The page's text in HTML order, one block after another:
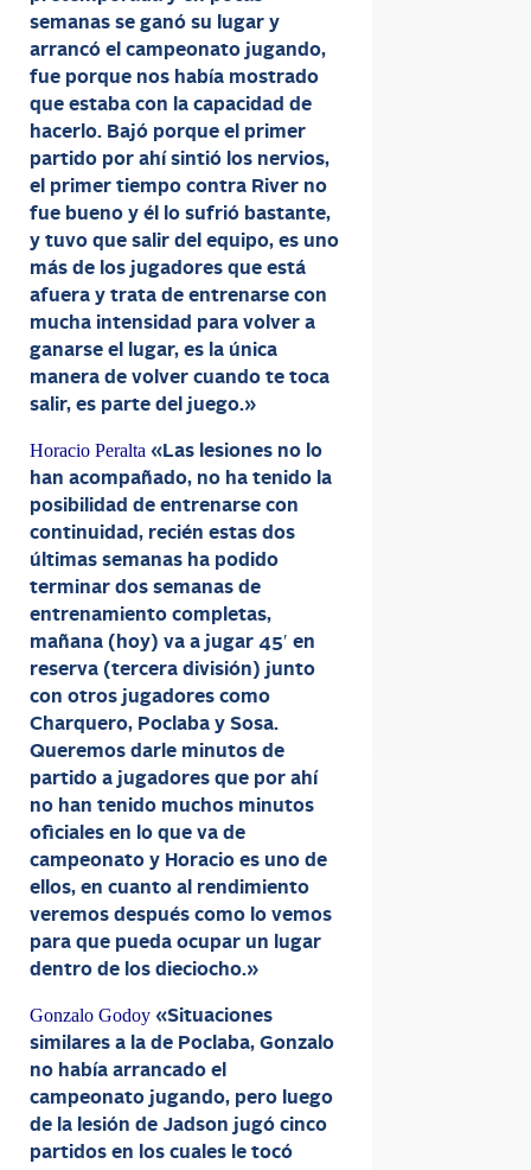
semanas se ganó su lugar y
arrancó el campeonato jugando,
fue porque nos había mostrado
que estaba con la capacidad de
hacerlo. Bajó porque el primer
partido por ahí sintió los nervios,
el primer tiempo contra River no
fue bueno y él lo sufrió bastante,
y tuvo que salir del equipo, es uno
más de los jugadores que está
afuera y trata de entrenarse con
mucha intensidad para volver a
ganarse el lugar, es la única
manera de volver cuando te toca
salir, es parte del juego.»
Horacio Peralta «Las lesiones no lo
han acompañado, no ha tenido la
posibilidad de entrenarse con
continuidad, recién estas dos
últimas semanas ha podido
terminar dos semanas de
entrenamiento completas,
mañana (hoy) va a jugar 45′ en
reserva (tercera división) junto
con otros jugadores como
Charquero, Poclaba y Sosa.
Queremos darle minutos de
partido a jugadores que por ahí
no han tenido muchos minutos
oficiales en lo que va de
campeonato y Horacio es uno de
ellos, en cuanto al rendimiento
veremos después como lo vemos
para que pueda ocupar un lugar
dentro de los dieciocho.»
Gonzalo Godoy «Situaciones
similares a la de Poclaba, Gonzalo
no había arrancado el
campeonato jugando, pero luego
de la lesión de Jadson jugó cinco
partidos en los cuales le tocó